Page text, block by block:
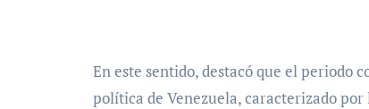
En este sentido, destacó que el periodo
política de Venezuela, caracterizado